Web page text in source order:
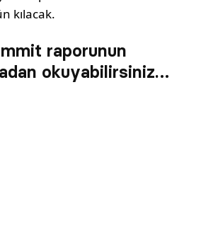
kılacak.
raporunun
okuyabilirsiniz…